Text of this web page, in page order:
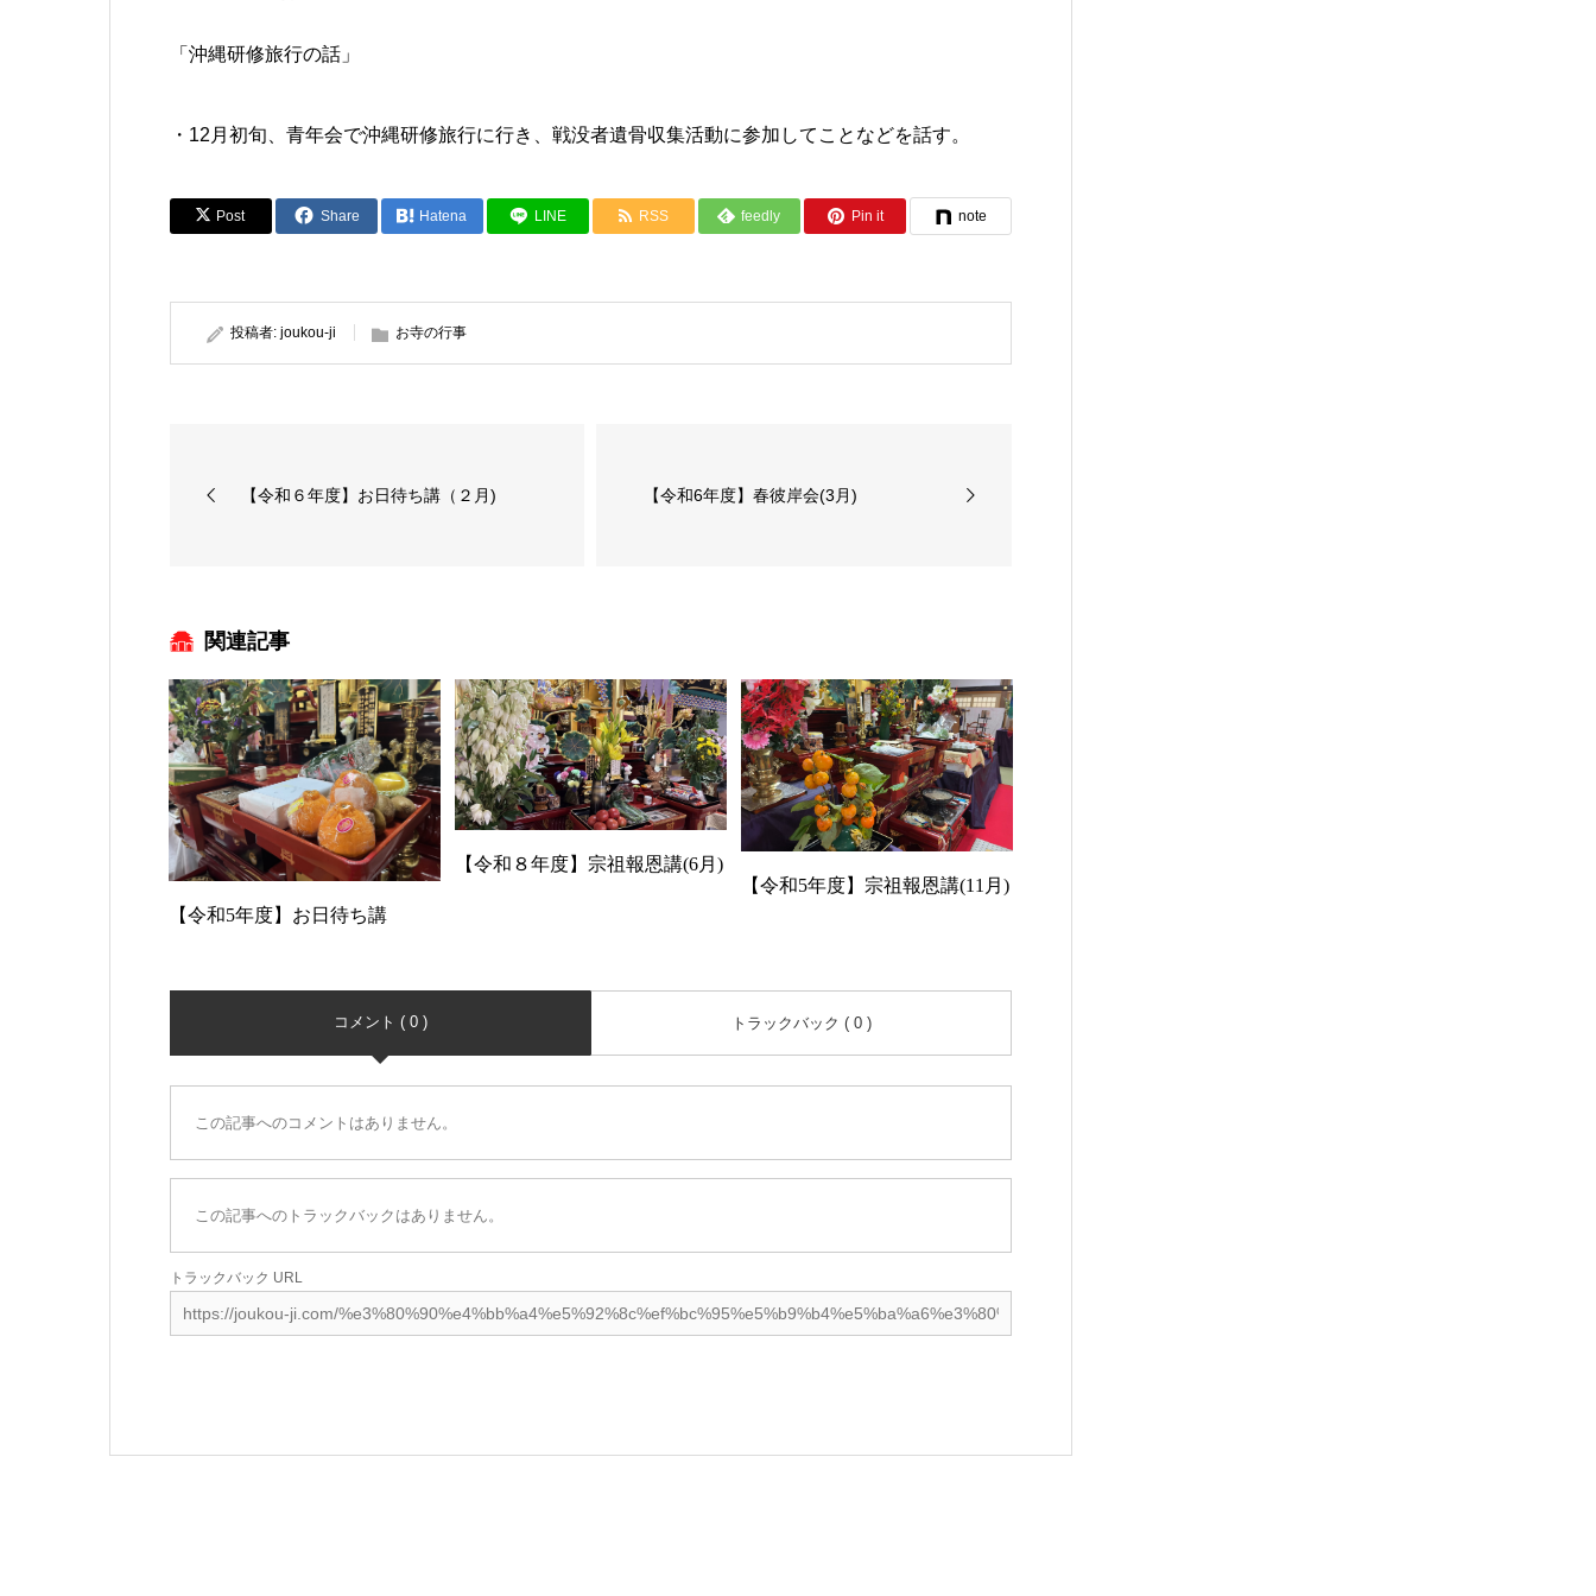
「沖縄研修旅行の話」
・12月初旬、青年会で沖縄研修旅行に行き、戦没者遺骨収集活動に参加してことなどを話す。
Post Share Hatena LINE RSS feedly Pin it note
投稿者: joukou-ji お寺の行事
【令和６年度】お日待ち講（２月) 【令和6年度】春彼岸会(3月)
関連記事
【令和5年度】お日待ち講
【令和８年度】宗祖報恩講(6月)
【令和5年度】宗祖報恩講(11月)
コメント ( 0 ) トラックバック ( 0 )
この記事へのコメントはありません。
この記事へのトラックバックはありません。
トラックバック URL